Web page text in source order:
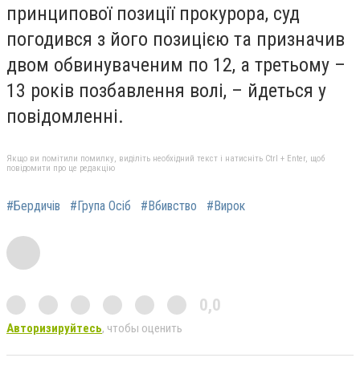
принципової позиції прокурора, суд
погодився з його позицією та призначив
двом обвинуваченим по 12, а третьому –
13 років позбавлення волі, – йдеться у
повідомленні.
Якщо ви помітили помилку, виділіть необхідний текст і натисніть Ctrl + Enter, щоб
повідомити про це редакцію
#Бердичів #Група Осіб #Вбивство #Вирок
0,0
Авторизируйтесь, чтобы оценить